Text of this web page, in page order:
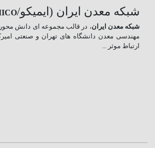
شبکه معدن ایران (ایمیکو/
شبکه معدن ایران، در قالب مجموعه ای دانش
مهندسی معدن دانشگاه ­های تهران و صنعتی
ارتباط موثر ...